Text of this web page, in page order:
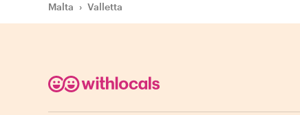
Malta › Valletta